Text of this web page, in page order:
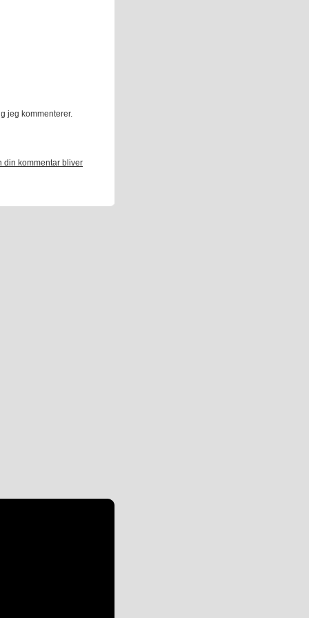
jeg kommenterer.
din kommentar bliver